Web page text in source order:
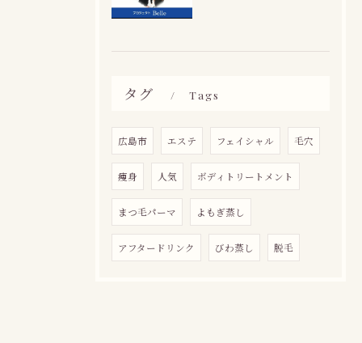
タグ Tags
広島市 エステ フェイシャル 毛穴
痩身 人気 ボディトリートメント
まつ毛パーマ よもぎ蒸し
アフタードリンク びわ蒸し 脱毛